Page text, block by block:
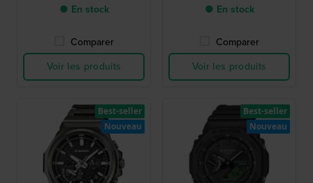
● En stock
Comparer
Voir les produits
● En stock
Comparer
Voir les produits
Best-seller
Nouveau
Best-seller
Nouveau